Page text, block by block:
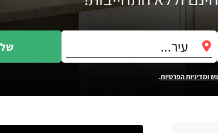
ומדיניות הפרטיות.